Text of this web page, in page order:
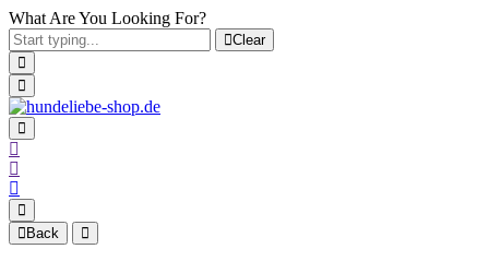
What Are You Looking For?
Clear
Back